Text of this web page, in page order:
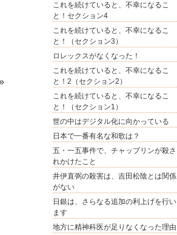
これを続けていると、不幸になるこ
と！セクション4
これを続けていると、不幸になるこ
と！（セクション3）
ロレックスがなくなった！
これを続けていると、不幸になるこ
と！2（セクション2）
これを続けていると、不幸になるこ
と！（セクション1）
世の中はデジタル化に向かっている
日本で一番有名な和歌は？
五・一五事件で、チャップリンが殺さ
れかけたこと
井伊直弼の殺害は、吉田松陰とは関係
がない
日銀は、さらなる追加の利上げを行い
ます
地方に精神科医が足りなくなった理由